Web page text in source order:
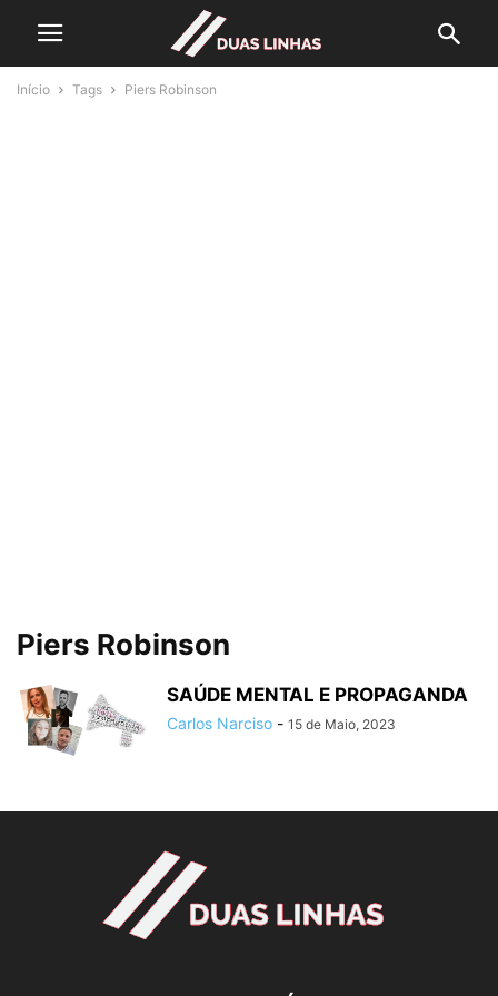
Início Tags Piers Robinson
Piers Robinson
SAÚDE MENTAL E PROPAGANDA
Carlos Narciso - 15 de Maio, 2023